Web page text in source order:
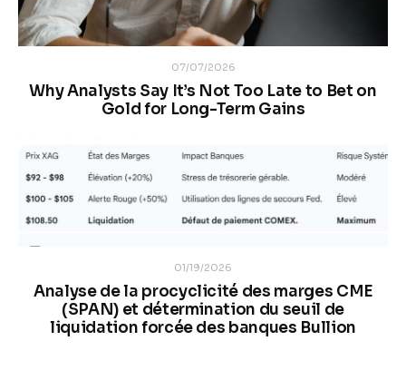
07/07/2026
Why Analysts Say It’s Not Too Late to Bet on
Gold for Long-Term Gains
01/19/2026
Analyse de la procyclicité des marges CME
(SPAN) et détermination du seuil de
liquidation forcée des banques Bullion